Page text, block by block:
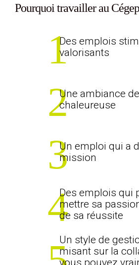
Pourquoi travailler au
Des emplois
valorisants
Une ambiance
chaleureuse
Un emploi qui a
mission
Des emplois qui
mettre sa
de sa réussite
Un style de
misant sur la
vous pouvez